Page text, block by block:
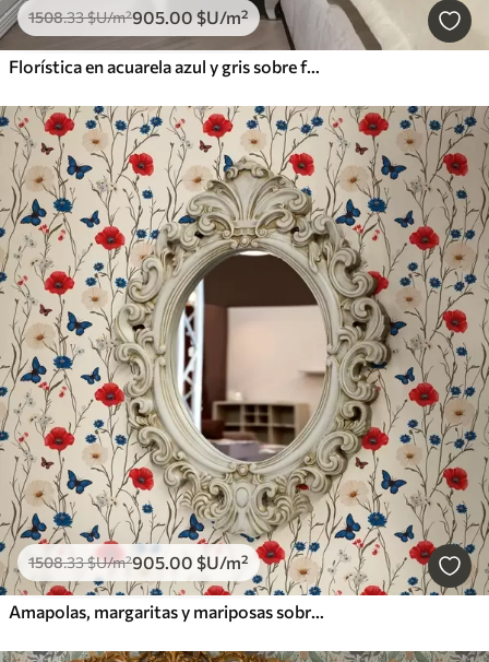
1508.33$U/m²905.00 $U/m²
Florística en acuarela azul y gris sobre fondo neutro
1508.33$U/m²905.00 $U/m²
Amapolas, margaritas y mariposas sobre fondo blanco